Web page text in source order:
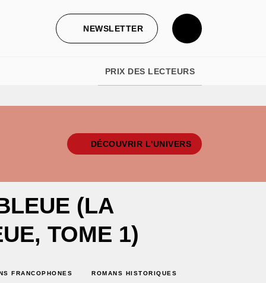
NEWSLETTER
PRIX DES LECTEURS
DÉCOUVRIR L'UNIVERS
(LA
TOME 1)
FRANCOPHONES ROMANS HISTORIQUES